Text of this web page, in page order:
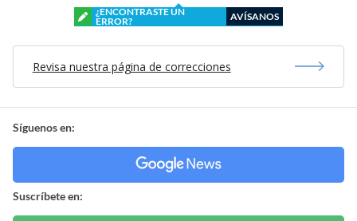
¿ENCONTRASTE UN
ERROR?
AVÍSANOS
Revisa nuestra página de correcciones
Síguenos en:
Suscríbete en: